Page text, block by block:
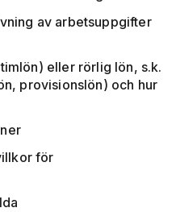
av arbetsuppgifter
eller rörlig lön, s.k.
provisionslön) och hur
för